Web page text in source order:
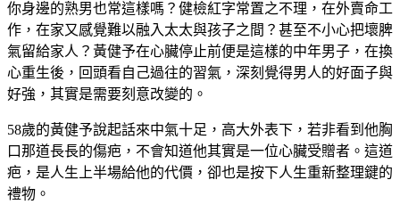
你身邊的熟男也常這樣嗎？健檢紅字常置之不理，在外賣命工
作，在家又感覺難以融入太太與孩子之間？甚至不小心把壞脾
氣留給家人？黃健予在心臟停止前便是這樣的中年男子，在換
心重生後，回頭看自己過往的習氣，深刻覺得男人的好面子與
好強，其實是需要刻意改變的。
58歲的黃健予說起話來中氣十足，高大外表下，若非看到他胸
口那道長長的傷疤，不會知道他其實是一位心臟受贈者。這道
疤，是人生上半場給他的代價，卻也是按下人生重新整理鍵的
禮物。